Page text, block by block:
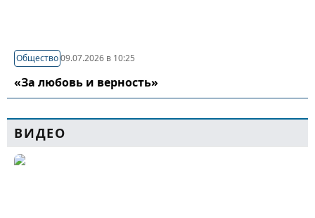
Общество09.07.2026 в 10:25
«За любовь и верность»
ВИДЕО